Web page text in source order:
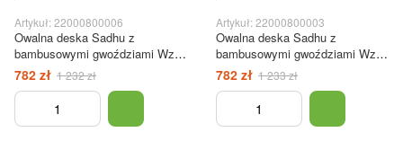
Artykuł: 22000800006
Owalna deska Sadhu z
bambusowymi gwoździami Wzór
#8, rozstaw gwoździ 15 mm
330x150 mm biała
782 zł 1 232 zł
Artykuł: 22000800003
Owalna deska Sadhu z
bambusowymi gwoździami Wzór
#8, rozstaw gwoździ 15 mm
330x150 mm czarna
782 zł 1 233 zł